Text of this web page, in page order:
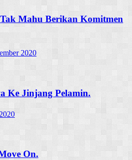
Mahu Berikan Komitmen
2020
Ke Jinjang Pelamin.
On.